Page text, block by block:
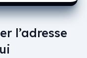
l’adresse